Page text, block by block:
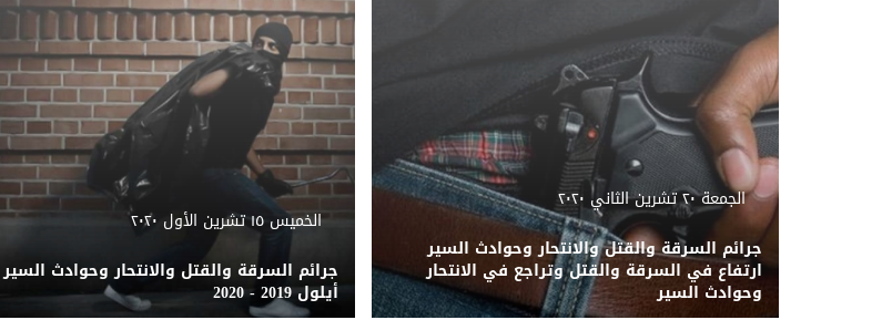
الجمعة ٢٠ تشرين الثاني ٢٠٢٠
جرائم السرقة والقتل والانتحار وحوادث السير
ارتفاع في السرقة والقتل وتراجع في الانتحار
وحوادث السير
الخميس ١٥ تشرين الأول ٢٠٢٠
جرائم السرقة والقتل والانتحار وحوادث السير
أيلول 2019 - 2020